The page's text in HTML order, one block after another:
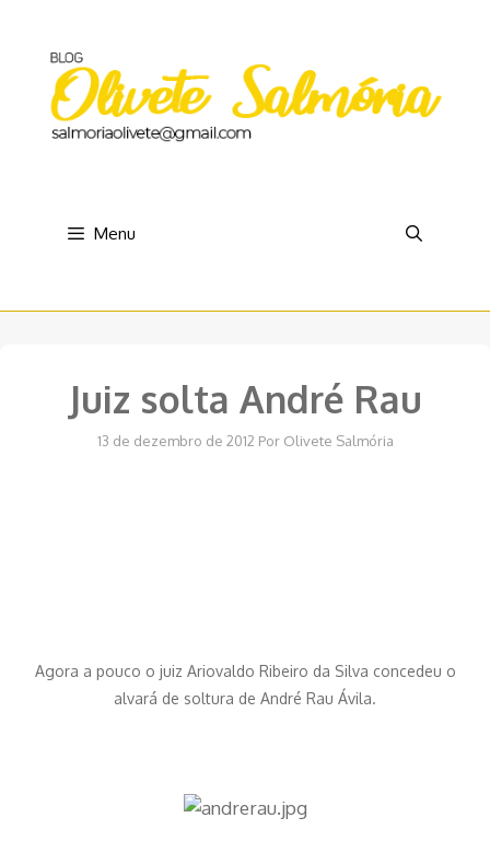
conteúdo
Menu
Juiz solta André Rau
13 de dezembro de 2012 Por Olivete Salmória
Agora a pouco o juiz Ariovaldo Ribeiro da Silva concedeu o
alvará de soltura de André Rau Ávila.